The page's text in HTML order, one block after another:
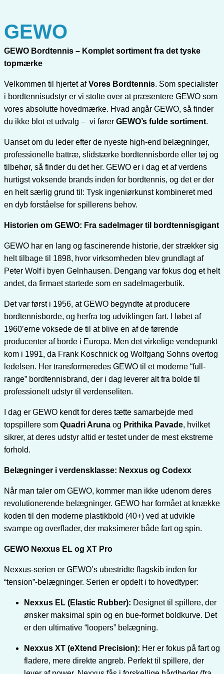
GEWO
GEWO Bordtennis – Komplet sortiment fra det tyske
topmærke
Velkommen til hjertet afVores Bordtennis. Som specialister
i bordtennisudstyr er vi stolte over at præsentere GEWO som
vores absolutte hovedmærke. Hvad angår GEWO, så finder
du ikke blot et udvalg – vi fører GEWO’s fulde sortiment.
Uanset om du leder efter de nyeste high-end belægninger,
professionelle battræ, slidstærke bordtennisborde eller tøj og
tilbehør, så finder du det her. GEWO er i dag et af verdens
hurtigst voksende brands inden for bordtennis, og det er der
en helt særlig grund til: Tysk ingeniørkunst kombineret med
en dyb forståelse for spillerens behov.
Historien om GEWO: Fra sadelmager til bordtennisgigant
GEWO har en lang og fascinerende historie, der strækker sig
helt tilbage til 1898, hvor virksomheden blev grundlagt af
Peter Wolf i byen Gelnhausen. Dengang var fokus dog et helt
andet, da firmaet startede som en sadelmagerbutik.
Det var først i 1956, at GEWO begyndte at producere
bordtennisborde, og herfra tog udviklingen fart. I løbet af
1960’erne voksede de til at blive en af de førende
producenter af borde i Europa. Men det virkelige vendepunkt
kom i 1991, da Frank Koschnick og Wolfgang Sohns overtog
ledelsen. Her transformeredes GEWO til et moderne “full-
range” bordtennisbrand, der i dag leverer alt fra bolde til
professionelt udstyr til verdenseliten.
I dag er GEWO kendt for deres tætte samarbejde med
topspillere som Quadri Aruna og Prithika Pavade, hvilket
sikrer, at deres udstyr altid er testet under de mest ekstreme
forhold.
Belægninger i verdensklasse: Nexxus og Codexx
Når man taler om GEWO, kommer man ikke udenom deres
revolutionerende belægninger. GEWO har formået at knække
koden til den moderne plastikbold (40+) ved at udvikle
svampe og overflader, der maksimerer både fart og spin.
GEWO Nexxus EL og XT Pro
Nexxus-serien er GEWO’s ubestridte flagskib inden for
“tension”-belægninger. Serien er opdelt i to hovedtyper:
Nexxus EL (Elastic Rubber): Designet til spillere, der
ønsker maksimal spin og en bue-formet boldkurve. Det
er den ultimative “loopers” belægning.
Nexxus XT (eXtend Precision): Her er fokus på fart og
fladere, mere direkte angreb. Perfekt til spillere, der